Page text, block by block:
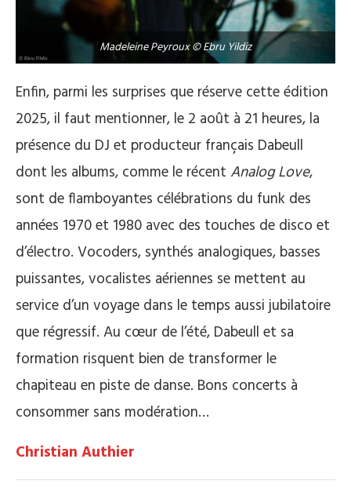
Madeleine Peyroux © Ebru Yildiz
Enfin, parmi les surprises que réserve cette édition
2025, il faut mentionner, le 2 août à 21 heures, la
présence du DJ et producteur français Dabeull
dont les albums, comme le récent Analog Love,
sont de flamboyantes célébrations du funk des
années 1970 et 1980 avec des touches de disco et
d’électro. Vocoders, synthés analogiques, basses
puissantes, vocalistes aériennes se mettent au
service d’un voyage dans le temps aussi jubilatoire
que régressif. Au cœur de l’été, Dabeull et sa
formation risquent bien de transformer le
chapiteau en piste de danse. Bons concerts à
consommer sans modération…
Christian Authier